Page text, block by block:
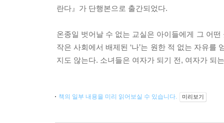
란다』가 단행본으로 출간되었다.
온종일 벗어날 수 없는 교실은 아이들에게 그 어
작은 사회에서 배제된 ‘나’는 원한 적 없는 자유를
지도 않는다. 소녀들은 여자가 되기 전, 여자가 되
책의 일부 내용을 미리 읽어보실 수 있습니다. 미리보기